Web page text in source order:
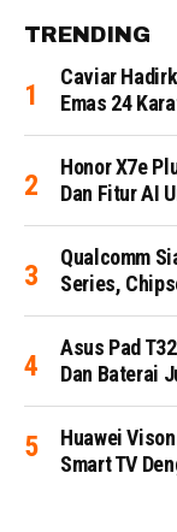
TRENDING
Caviar
Emas 24
Honor X7e
Dan Fitur AI
Qualcomm
Series,
Asus Pad
Dan Baterai
Huawei
Smart TV